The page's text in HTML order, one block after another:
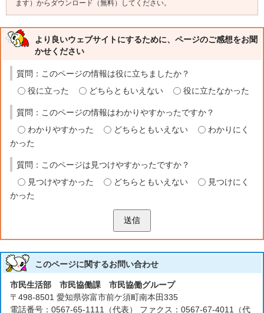
ます）からダウンロード（無料）してください。
より良いウェブサイトにするために、ページのご感想をお聞
かせください
質問：このページの情報は役に立ちましたか？
役に立った
どちらともいえない 役に立たなかった
質問：このページの情報はわかりやすかったですか？
わかりやすかった
どちらともいえない
わかりにく
かった
質問：このページは見つけやすかったですか？
見つけやすかった
どちらともいえない
見つけにく
かった
送信
このページに関するお問い合わせ
市民生活部 市民協働課 市民協働グループ
〒498-8501 愛知県弥富市前ケ須町南本田335
電話番号：0567-65-1111（代表） ファクス：0567-67-4011（代